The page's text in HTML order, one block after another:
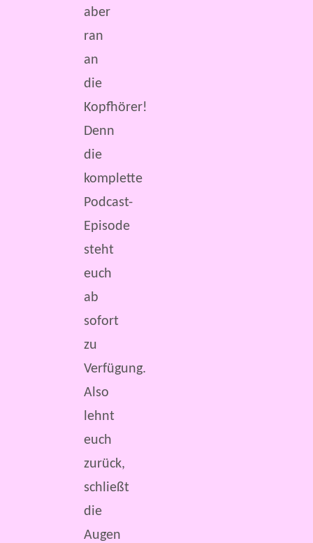
aber
ran
an
die
Kopfhörer!
Denn
die
komplette
Podcast-
Episode
steht
euch
ab
sofort
zu
Verfügung.
Also
lehnt
euch
zurück,
schließt
die
Augen